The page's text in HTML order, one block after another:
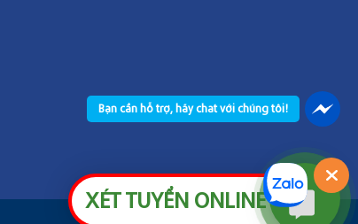
XÉT TUYỂN ONLINE
Bạn cần hỗ trợ, hãy chat với chúng tôi!